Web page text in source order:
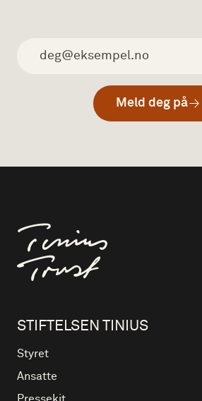
Meld deg på
Til forsiden
STIFTELSEN TINIUS
Styret
Ansatte
Pressekit